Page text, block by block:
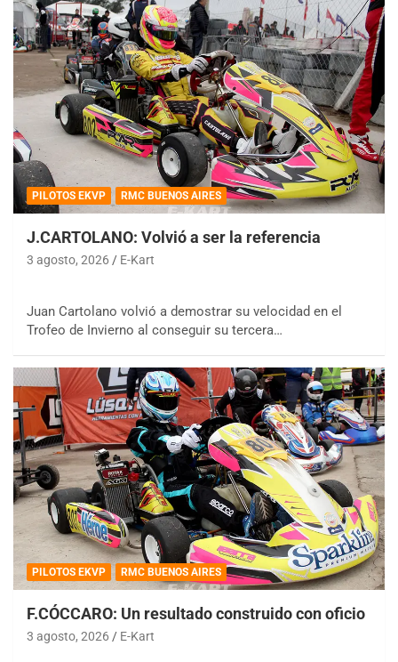
PILOTOS EKVP RMC BUENOS AIRES
J.CARTOLANO: Volvió a ser la referencia
3 agosto, 2026 E-Kart
Juan Cartolano volvió a demostrar su velocidad en el
Trofeo de Invierno al conseguir su tercera…
PILOTOS EKVP RMC BUENOS AIRES
F.CÓCCARO: Un resultado construido con oficio
3 agosto, 2026 E-Kart